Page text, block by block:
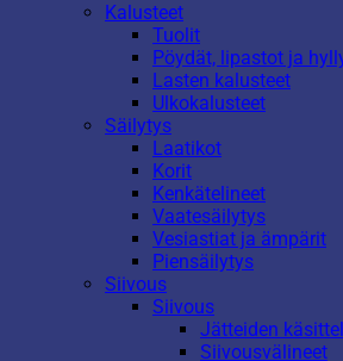
Kalusteet
Tuolit
Pöydät, lipastot ja
Lasten kalusteet
Ulkokalusteet
Säilytys
Laatikot
Korit
Kenkätelineet
Vaatesäilytys
Vesiastiat ja ämpärit
Piensäilytys
Siivous
Siivous
Jätteiden
Siivousvälineet